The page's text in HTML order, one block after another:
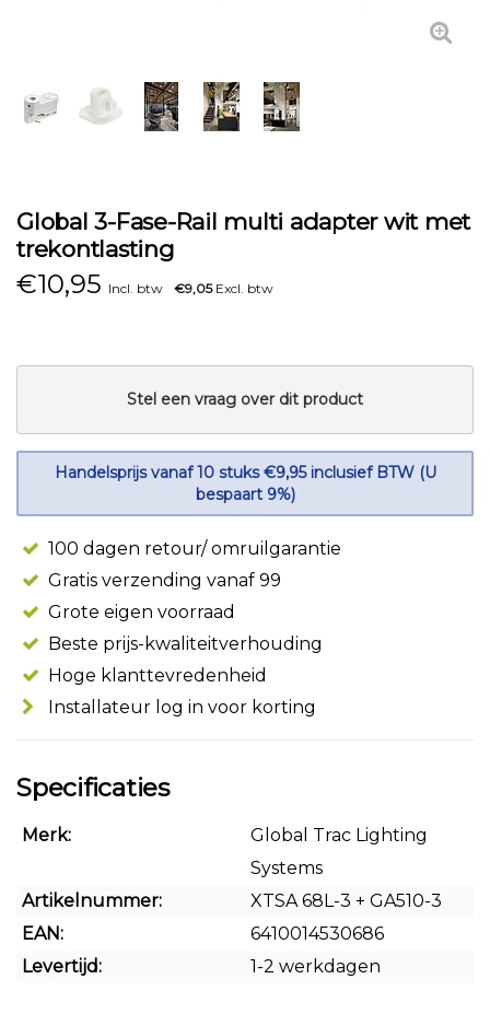
Global 3-Fase-Rail multi adapter wit met
trekontlasting
€10,95 Incl. btw €9,05Excl. btw
Stel een vraag over dit product
Handelsprijs vanaf 10 stuks €9,95 inclusief BTW (U
bespaart 9%)
100 dagen retour/ omruilgarantie
Gratis verzending vanaf 99
Grote eigen voorraad
Beste prijs-kwaliteitverhouding
Hoge klanttevredenheid
Installateur log in voor korting
Specificaties
Merk:
Global Trac Lighting
Systems
Artikelnummer:
XTSA 68L-3 + GA510-3
EAN:
6410014530686
Levertijd:
1-2 werkdagen